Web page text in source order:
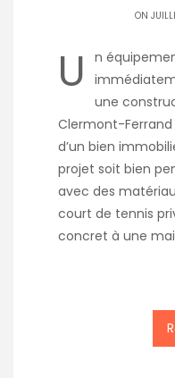
ON
U
n
une
Clermont-
d’un bien
projet soit bien
avec des
court de tennis
concret à une